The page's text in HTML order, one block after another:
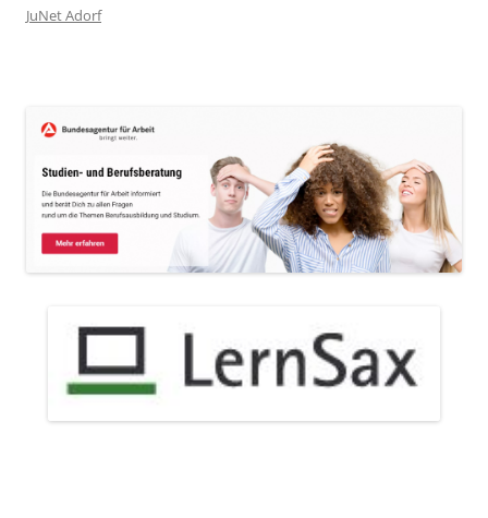
JuNet Adorf